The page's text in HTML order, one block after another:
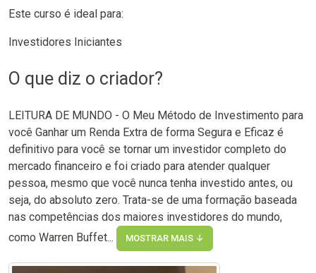
Este curso é ideal para:
Investidores Iniciantes
O que diz o criador?
LEITURA DE MUNDO - O Meu Método de Investimento para
você Ganhar um Renda Extra de forma Segura e Eficaz é
definitivo para você se tornar um investidor completo do
mercado financeiro e foi criado para atender qualquer
pessoa, mesmo que você nunca tenha investido antes, ou
seja, do absoluto zero. Trata-se de uma formação baseada
nas competências dos maiores investidores do mundo,
como Warren Buffet...
MOSTRAR MAIS ↓